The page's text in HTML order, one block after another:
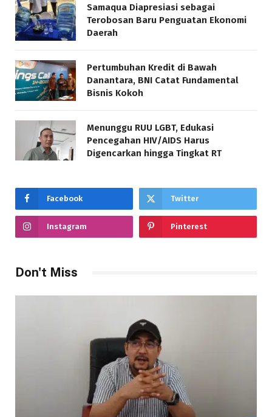
Samaqua Diapresiasi sebagai
Terobosan Baru Penguatan Ekonomi
Daerah
Pertumbuhan Kredit di Bawah
Danantara, BNI Catat Fundamental
Bisnis Kokoh
Menunggu RUU LGBT, Edukasi
Pencegahan HIV/AIDS Harus
Digencarkan hingga Tingkat RT
Facebook Twitter
Instagram Pinterest
Don't Miss